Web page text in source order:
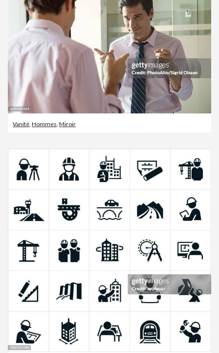
Vanité, Hommes, Miroir